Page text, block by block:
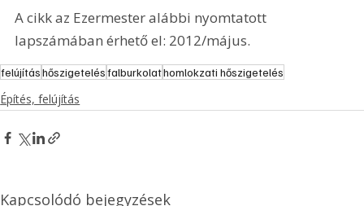
A cikk az Ezermester alábbi nyomtatott
lapszámában érhető el: 2012/május.
felújításhőszigetelésfalburkolathomlokzati hőszigetelés
Építés, felújítás
Kapcsolódó bejegyzések